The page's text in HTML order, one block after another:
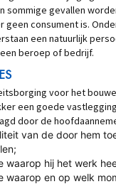
sommige gevallen
geen consument is.
een natuurlijk
beroep of bedrijf.
voor het
een goede
door de
van de door hem
waarop hij het werk
waarop en op welk